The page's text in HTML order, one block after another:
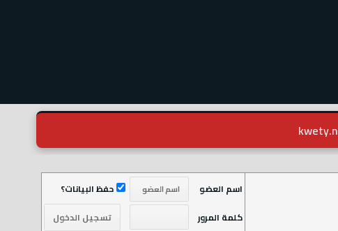
اسم العضو
حفظ البيانات؟
كلمة المرور